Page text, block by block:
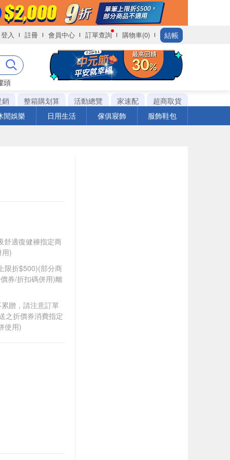
登入 註冊 會員中心 訂單查詢 購物車(0) 結帳
頭
銷
整箱購划算 活動總覽 家速配
超商取貨
閒娛樂
日用生活 傢俱寢飾 服飾鞋包
舒適復健褲指定商
)
限折$500)(部分商
券/折扣碼併用)離
贈，請注意訂單
之折價券消費指定
使用)